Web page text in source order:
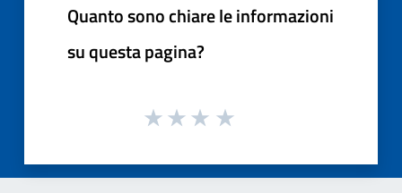
Quanto sono chiare le informazioni
su questa pagina?